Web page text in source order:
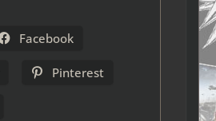
Facebook
Pinterest